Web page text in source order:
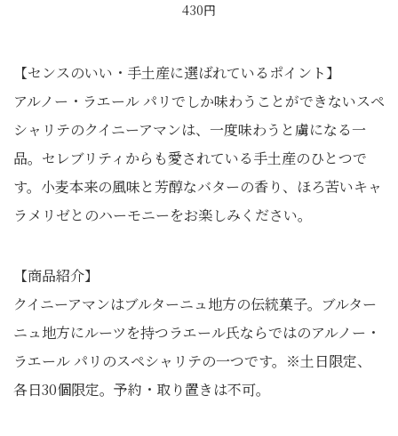
430円
【センスのいい・手土産に選ばれているポイント】
アルノー・ラエール パリでしか味わうことができないスペ
シャリテのクイニーアマンは、一度味わうと虜になる一
品。セレブリティからも愛されている手土産のひとつで
す。小麦本来の風味と芳醇なバターの香り、ほろ苦いキャ
ラメリゼとのハーモニーをお楽しみください。
【商品紹介】
クイニーアマンはブルターニュ地方の伝統菓子。ブルター
ニュ地方にルーツを持つラエール氏ならではのアルノー・
ラエール パリのスペシャリテの一つです。※土日限定、
各日30個限定。予約・取り置きは不可。